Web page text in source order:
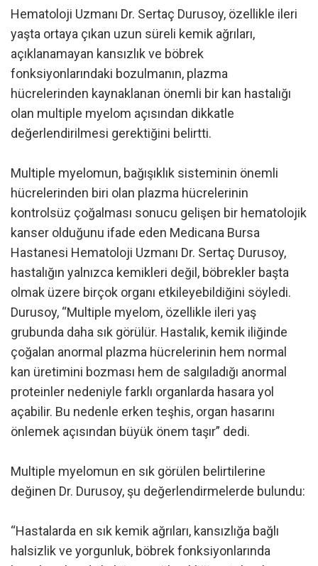
Hematoloji Uzmanı Dr. Sertaç Durusoy, özellikle ileri
yaşta ortaya çıkan uzun süreli kemik ağrıları,
açıklanamayan kansızlık ve böbrek
fonksiyonlarındaki bozulmanın, plazma
hücrelerinden kaynaklanan önemli bir kan hastalığı
olan multiple myelom açısından dikkatle
değerlendirilmesi gerektiğini belirtti.
Multiple myelomun, bağışıklık sisteminin önemli
hücrelerinden biri olan plazma hücrelerinin
kontrolsüz çoğalması sonucu gelişen bir hematolojik
kanser olduğunu ifade eden Medicana Bursa
Hastanesi Hematoloji Uzmanı Dr. Sertaç Durusoy,
hastalığın yalnızca kemikleri değil, böbrekler başta
olmak üzere birçok organı etkileyebildiğini söyledi.
Durusoy, “Multiple myelom, özellikle ileri yaş
grubunda daha sık görülür. Hastalık, kemik iliğinde
çoğalan anormal plazma hücrelerinin hem normal
kan üretimini bozması hem de salgıladığı anormal
proteinler nedeniyle farklı organlarda hasara yol
açabilir. Bu nedenle erken teşhis, organ hasarını
önlemek açısından büyük önem taşır” dedi.
Multiple myelomun en sık görülen belirtilerine
değinen Dr. Durusoy, şu değerlendirmelerde bulundu:
“Hastalarda en sık kemik ağrıları, kansızlığa bağlı
halsizlik ve yorgunluk, böbrek fonksiyonlarında